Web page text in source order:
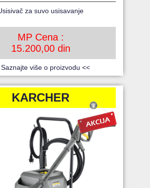
za suvo usisavanje
MP Cena :
15.200,00 din
više o proizvodu <<
KARCHER